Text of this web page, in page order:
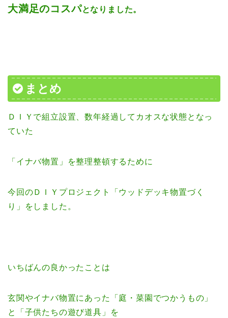
大満足のコスパとなりました。
まとめ
ＤＩＹで組立設置、数年経過してカオスな状態となっ
ていた
「イナバ物置」を整理整頓するために
今回のＤＩＹプロジェクト「ウッドデッキ物置づく
り」をしました。
いちばんの良かったことは
玄関やイナバ物置にあった「庭・菜園でつかうもの」
と「子供たちの遊び道具」を